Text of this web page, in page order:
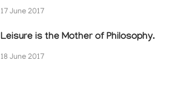
17 June 2017
Leisure is the Mother of Philosophy.
18 June 2017